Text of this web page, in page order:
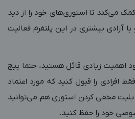
می‌کند تا استوری‌های خود را از دید
آزادی بیشتری در این پلتفرم فعالیت
اهمیت زیادی قائل هستید، حتما پیج
افرادی را قبول کنید که مورد اعتماد
مخفی کردن استوری هم می‌توانید
خود را حفظ کنید.